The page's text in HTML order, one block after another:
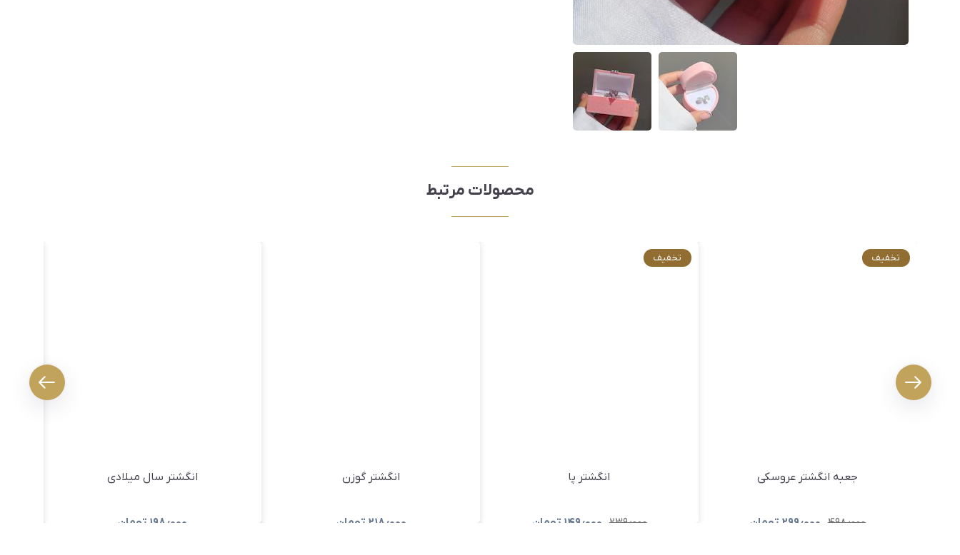
محصولات مرتبط
تخفیف
جعبه انگشتر عروسکی
۴۹۸٫۰۰۰ ۲۹۹٫۰۰۰ تومان
تخفیف
انگشتر پا
۲۳۹٫۰۰۰ ۱۴۹٫۰۰۰ تومان
انگشتر گوزن
۲۱۸٫۰۰۰ تومان
انگشتر سال میلادی
۱۹۸٫۰۰۰ تومان